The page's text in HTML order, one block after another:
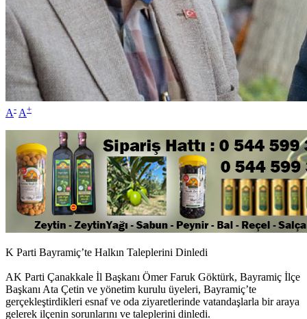
A- A+
K Parti Bayramiç’te Halkın Taleplerini Dinledi
AK Parti Çanakkale İl Başkanı Ömer Faruk Göktürk, Bayramiç İlçe
Başkanı Ata Çetin ve yönetim kurulu üyeleri, Bayramiç’te
gerçekleştirdikleri esnaf ve oda ziyaretlerinde vatandaşlarla bir araya
gelerek ilçenin sorunlarını ve taleplerini dinledi.